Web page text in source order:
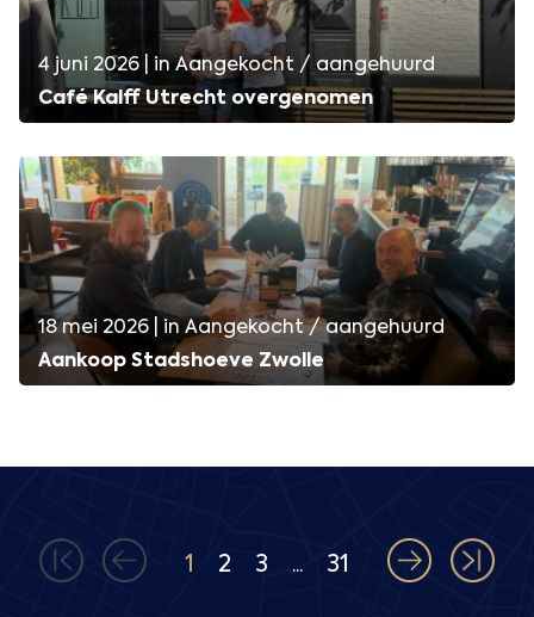
4 juni 2026 | in Aangekocht / aangehuurd
Café Kalff Utrecht overgenomen
18 mei 2026 | in Aangekocht / aangehuurd
Aankoop Stadshoeve Zwolle
1 2 3 ... 31